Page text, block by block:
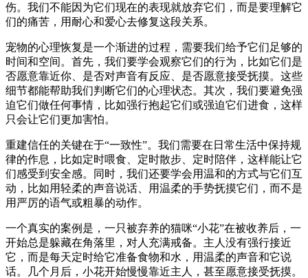
伤。我们不能因为它们现在的表现就放弃它们，而是要理解它
们的痛苦，用耐心和爱心去修复这段关系。
宠物的心理恢复是一个渐进的过程，需要我们给予它们足够的
时间和空间。首先，我们要学会观察它们的行为，比如它们是
否愿意靠近你、是否对声音有反应、是否愿意接受抚摸。这些
细节都能帮助我们判断它们的心理状态。其次，我们要避免强
迫它们做任何事情，比如强行抱起它们或强迫它们进食，这样
只会让它们更加害怕。
重建信任的关键在于“一致性”。我们需要在日常生活中保持规
律的作息，比如定时喂食、定时散步、定时陪伴，这样能让它
们感受到安全感。同时，我们还要学会用温和的方式与它们互
动，比如用轻柔的声音说话、用温柔的手势抚摸它们，而不是
用严厉的语气或粗暴的动作。
一个真实的案例是，一只被弃养的猫咪“小花”在被收养后，一
开始总是躲藏在角落里，对人充满戒备。主人没有强行接近
它，而是每天定时给它准备食物和水，用温柔的声音和它说
话。几个月后，小花开始慢慢靠近主人，甚至愿意接受抚摸。